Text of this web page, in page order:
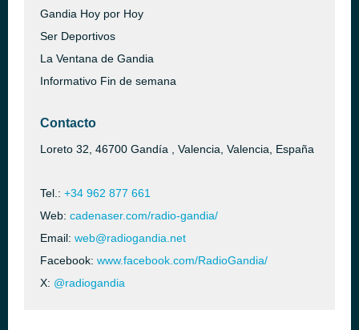
Gandia Hoy por Hoy
Ser Deportivos
La Ventana de Gandia
Informativo Fin de semana
Contacto
Loreto 32, 46700 Gandía , Valencia, Valencia, España
Tel.: +34 962 877 661
Web: cadenaser.com/radio-gandia/
Email: web@radiogandia.net
Facebook: www.facebook.com/RadioGandia/
X: @radiogandia